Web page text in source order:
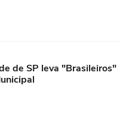
de SP leva "Brasileiros"